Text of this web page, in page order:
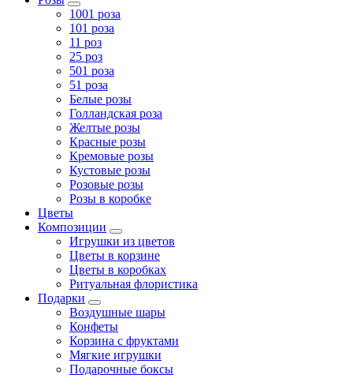
1001 роза
101 роза
11 роз
25 роз
501 роза
51 роза
Белые розы
Голландская роза
Желтые розы
Красные розы
Кремовые розы
Кустовые розы
Розовые розы
Розы в коробке
Цветы
Композиции
Игрушки из цветов
Цветы в корзине
Цветы в коробках
Ритуальная флористика
Подарки
Воздушные шары
Конфеты
Корзина с фруктами
Мягкие игрушки
Подарочные боксы